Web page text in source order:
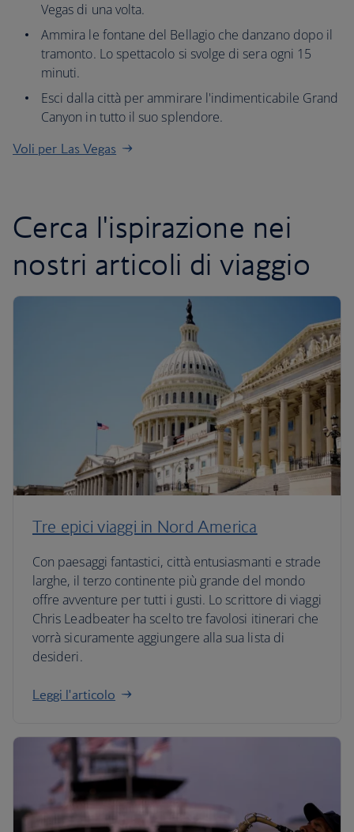
Vegas di una volta.
Ammira le fontane del Bellagio che danzano dopo il
tramonto. Lo spettacolo si svolge di sera ogni 15
minuti.
Esci dalla città per ammirare l'indimenticabile Grand
Canyon in tutto il suo splendore.
Voli per Las Vegas
Cerca l'ispirazione nei
nostri articoli di viaggio
Tre epici viaggi in Nord America
Con paesaggi fantastici, città entusiasmanti e strade
larghe, il terzo continente più grande del mondo
offre avventure per tutti i gusti. Lo scrittore di viaggi
Chris Leadbeater ha scelto tre favolosi itinerari che
vorrà sicuramente aggiungere alla sua lista di
desideri.
Leggi l'articolo